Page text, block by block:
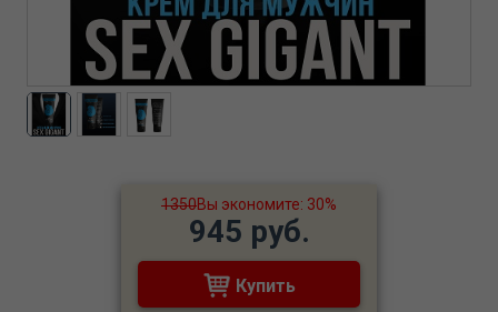
1350Вы экономите: 30%
945 руб.
Купить